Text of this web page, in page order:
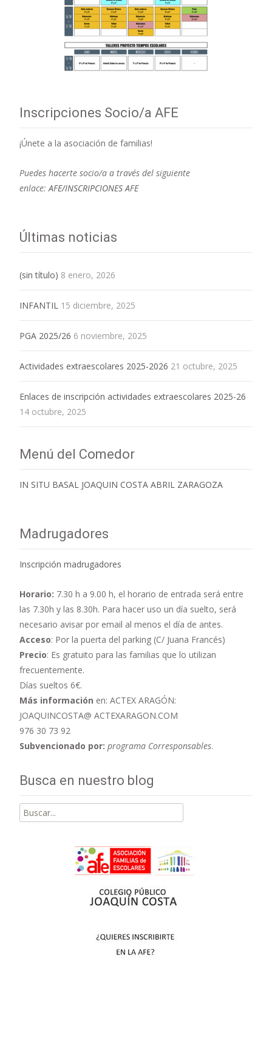
Inscripciones Socio/a AFE
¡Únete a la asociación de familias!
Puedes hacerte socio/a a través del siguiente
enlace:AFE/INSCRIPCIONES AFE
Últimas noticias
(sin título) 8 enero, 2026
INFANTIL 15 diciembre, 2025
PGA 2025/26 6 noviembre, 2025
Actividades extraescolares 2025-2026 21 octubre, 2025
Enlaces de inscripción actividades extraescolares 2025-26
14 octubre, 2025
Menú del Comedor
IN SITU BASAL JOAQUIN COSTA ABRIL ZARAGOZA
Madrugadores
Inscripción madrugadores
Horario: 7.30 h a 9.00 h, el horario de entrada será entre
las 7.30h y las 8.30h. Para hacer uso un día suelto, será
necesario avisar por email al menos el día de antes.
Acceso: Por la puerta del parking (C/ Juana Francés)
Precio: Es gratuito para las familias que lo utilizan
frecuentemente.
Días sueltos 6€.
Más información en: ACTEX ARAGÓN:
JOAQUINCOSTA@ ACTEXARAGON.COM
976 30 73 92
Subvencionado por: programa Corresponsables.
Busca en nuestro blog
Buscar
por: